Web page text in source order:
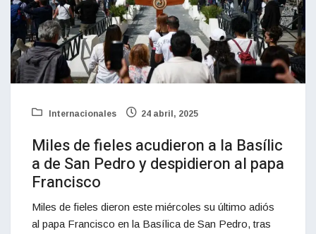
Internacionales 24 abril, 2025
Miles de fieles acudieron a la Basílic
a de San Pedro y despidieron al papa
Francisco
Miles de fieles dieron este miércoles su último adiós
al papa Francisco en la Basílica de San Pedro, tras